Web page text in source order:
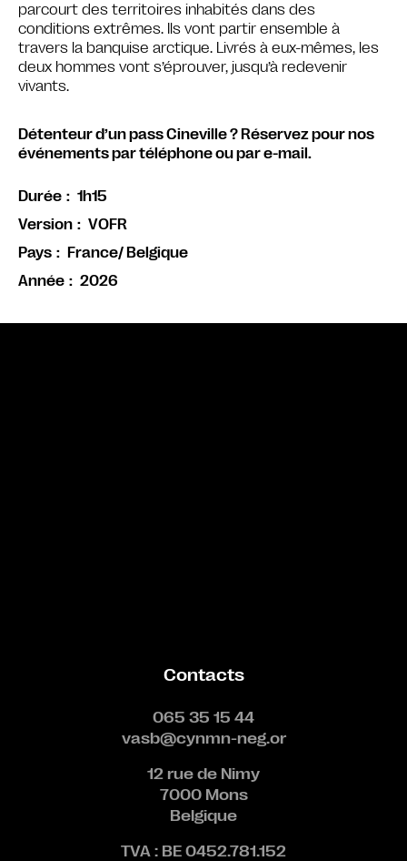
parcourt des territoires inhabités dans des
conditions extrêmes. Ils vont partir ensemble à
travers la banquise arctique. Livrés à eux-mêmes, les
deux hommes vont s’éprouver, jusqu’à redevenir
vivants.
Détenteur d’un pass Cineville ? Réservez pour nos
événements par téléphone ou par e-mail.
Durée
1h15
Version
VOFR
Pays
France/ Belgique
Année
2026
Contacts
065 35 15 44
vasb@cynmn-neg.or
12 rue de Nimy
7000 Mons
Belgique
TVA : BE 0452.781.152